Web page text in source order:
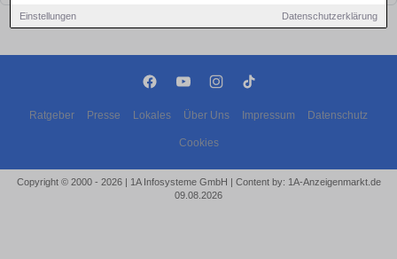
Einstellungen Datenschutzerklärung
Ratgeber Presse Lokales Über Uns Impressum Datenschutz
Cookies
Copyright © 2000 - 2026 | 1A Infosysteme GmbH | Content by: 1A-Anzeigenmarkt.de
09.08.2026